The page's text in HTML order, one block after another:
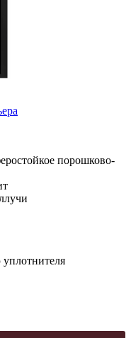
порошково-
уплотнителя